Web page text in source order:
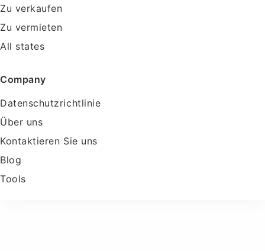
Zu verkaufen
Zu vermieten
All states
Company
Datenschutzrichtlinie
Über uns
Kontaktieren Sie uns
Blog
Tools